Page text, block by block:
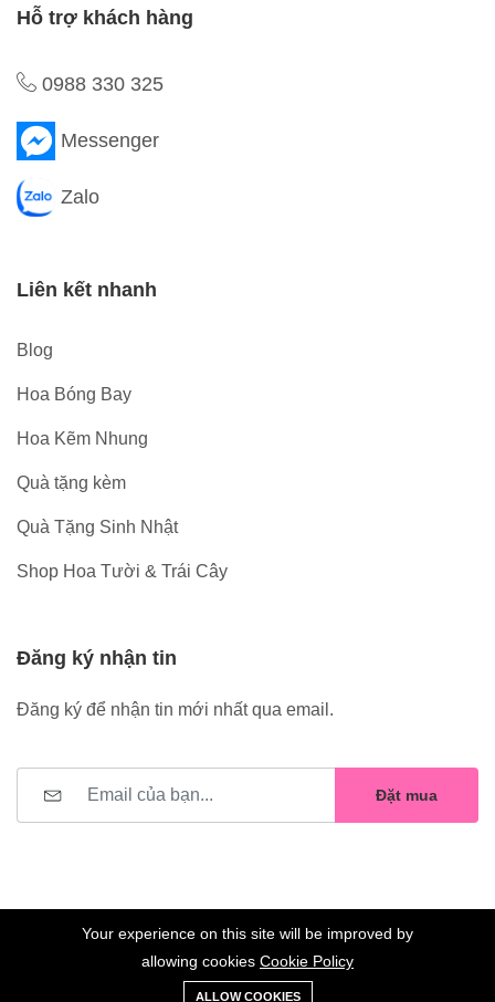
Hỗ trợ khách hàng
0988 330 325
Messenger
Zalo
Liên kết nhanh
Blog
Hoa Bóng Bay
Hoa Kẽm Nhung
Quà tặng kèm
Quà Tặng Sinh Nhật
Shop Hoa Tười & Trái Cây
Đăng ký nhận tin
Đăng ký để nhận tin mới nhất qua email.
Đặt mua
©2023 Hoa Nelly . All Rights Reserved.
0
Xe
Danh sách
Your experience on this site will be improved by
allowing cookies Cookie Policy
ALLOW COOKIES